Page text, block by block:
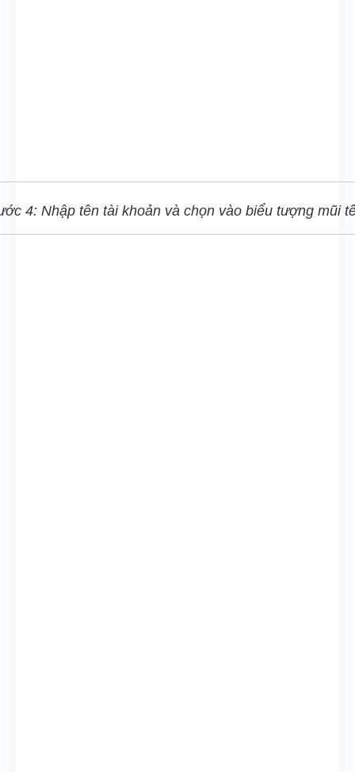
4: Nhập tên tài khoản và chọn vào biểu tượng mũi